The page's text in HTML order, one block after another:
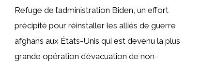
Refuge de l’administration Biden, un effort
précipité pour réinstaller les alliés de guerre
afghans aux États-Unis qui est devenu la plus
grande opération d’évacuation de non-